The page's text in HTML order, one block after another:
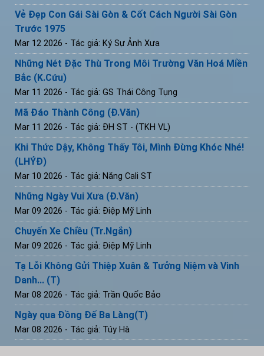
Vẻ Đẹp Con Gái Sài Gòn & Cốt Cách Người Sài Gòn
Trước 1975
Mar 12 2026 - Tác giả: Ký Sự Ảnh Xưa
Những Nét Đặc Thù Trong Môi Trường Văn Hoá Miền
Bắc (K.Cứu)
Mar 11 2026 - Tác giả: GS Thái Công Tụng
Mã Đáo Thành Công (Đ.Văn)
Mar 11 2026 - Tác giả: ĐH ST - (TKH VL)
Khi Thức Dậy, Không Thấy Tôi, Mình Đừng Khóc Nhé!
(LHÝĐ)
Mar 10 2026 - Tác giả: Nắng Cali ST
Những Ngày Vui Xưa (Đ.Văn)
Mar 09 2026 - Tác giả: Điệp Mỹ Linh
Chuyến Xe Chiều (Tr.Ngắn)
Mar 09 2026 - Tác giả: Điệp Mỹ Linh
Tạ Lỗi Không Gửi Thiệp Xuân & Tưởng Niệm và Vinh
Danh... (T)
Mar 08 2026 - Tác giả: Trần Quốc Bảo
Ngày qua Đồng Đế Ba Làng(T)
Mar 08 2026 - Tác giả: Túy Hà